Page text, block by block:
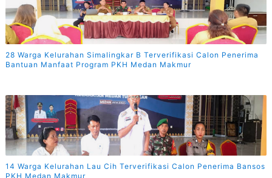
28 Warga Kelurahan Simalingkar B Terverifikasi Calon Penerima
Bantuan Manfaat Program PKH Medan Makmur
14 Warga Kelurahan Lau Cih Terverifikasi Calon Penerima Bansos
PKH Medan Makmur